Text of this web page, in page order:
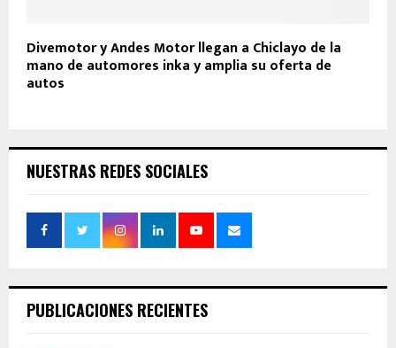
Divemotor y Andes Motor llegan a Chiclayo de la
mano de automores inka y amplia su oferta de
autos
NUESTRAS REDES SOCIALES
PUBLICACIONES RECIENTES